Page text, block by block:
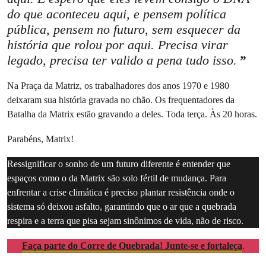
do que aconteceu aqui, e pensem política
pública, pensem no futuro, sem esquecer da
história que rolou por aqui. Precisa virar
legado, precisa ter valido a pena tudo isso.
Na Praça da Matriz, os trabalhadores dos anos 1970 e 1980
deixaram sua história gravada no chão. Os frequentadores da
Batalha da Matrix estão gravando a deles. Toda terça. Às 20 horas.
Parabéns, Matrix!
Ressignificar o sonho de um futuro diferente é entender que
espaços como o da Matrix são solo fértil de mudança. Para
enfrentar a crise climática é preciso plantar resistência onde o
sistema só deixou asfalto, garantindo que o ar que a quebrada
respira e a terra que pisa sejam sinônimos de vida, não de risco.
Faça parte do Corre de Quebrada! Junte-se e fortaleça.